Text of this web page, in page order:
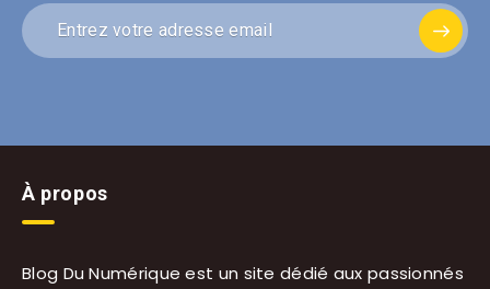
À propos
Blog Du Numérique est un site dédié aux passionnés